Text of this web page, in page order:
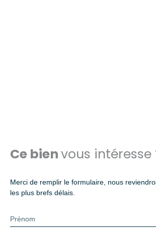
Ce bienvous intéresse
Merci de remplir le formulaire, nous
les plus brefs délais.
Prénom